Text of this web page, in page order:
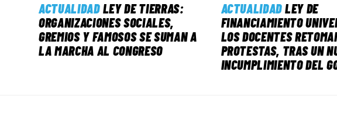
ACTUALIDAD LEY DE TIERRAS:
ORGANIZACIONES SOCIALES,
GREMIOS Y FAMOSOS SE SUMAN A
LA MARCHA AL CONGRESO
ACTUALIDADLEY DE
FINANCIAMIENTO
LOS DOCENTES
PROTESTAS, TRAS UN
INCUMPLIMIENTO DEL